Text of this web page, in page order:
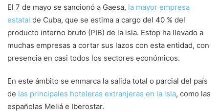
El 7 de mayo se sancionó a Gaesa, la mayor empresa
estatal de Cuba, que se estima a cargo del 40 % del
producto interno bruto (PIB) de la isla. Estop ha llevado a
muchas empresas a cortar sus lazos con esta entidad, con
presencia en casi todos los sectores económicos.
En este ámbito se enmarca la salida total o parcial del país
de las principales hoteleras extranjeras en la isla, como las
españolas Meliá e Iberostar.